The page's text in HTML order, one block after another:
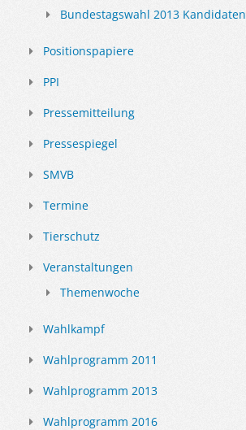
Bundestagswahl 2013 Kandidaten
Positionspapiere
PPI
Pressemitteilung
Pressespiegel
SMVB
Termine
Tierschutz
Veranstaltungen
Themenwoche
Wahlkampf
Wahlprogramm 2011
Wahlprogramm 2013
Wahlprogramm 2016